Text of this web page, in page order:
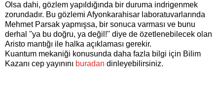
Olsa dahi, gözlem yapıldığında bir duruma indrigenmek
zorundadır. Bu gözlemi Afyonkarahisar laboratuvarlarında
Mehmet Parsak yapmışsa, bir sonuca varması ve bunu
derhal ''ya bu doğru, ya değil!'' diye de özetlenebilecek olan
Aristo mantığı ile halka açıklaması gerekir.
Kuantum mekaniği konusunda daha fazla bilgi için Bilim
Kazanı cep yayınını buradan dinleyebilirsiniz.